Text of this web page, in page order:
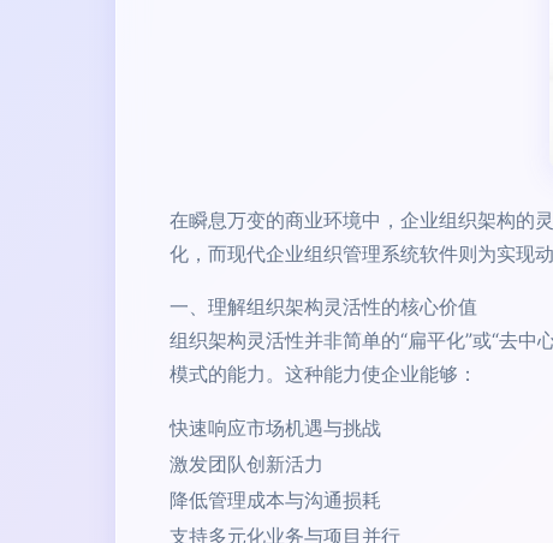
在瞬息万变的商业环境中，企业组织架构的
化，而现代企业组织管理系统软件则为实现
一、理解组织架构灵活性的核心价值
组织架构灵活性并非简单的“扁平化”或“去
模式的能力。这种能力使企业能够：
快速响应市场机遇与挑战
激发团队创新活力
降低管理成本与沟通损耗
支持多元化业务与项目并行